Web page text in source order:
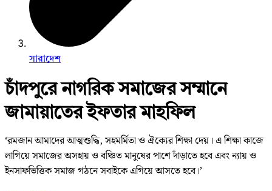
সারাদেশ
চাঁদপুরে নাগরিক সমাজের সম্মানে
জামায়াতের ইফতার মাহফিল
‘রমজান আমাদের আত্মশুদ্ধি, সহমর্মিতা ও ঐক্যের শিক্ষা দেয়। এ শিক্ষা কাজে
লাগিয়ে সমাজের অসহায় ও বঞ্চিত মানুষের পাশে দাঁড়াতে হবে এবং ন্যায় ও
ইনসাফভিত্তিক সমাজ গঠনে সবাইকে এগিয়ে আসতে হবে।’